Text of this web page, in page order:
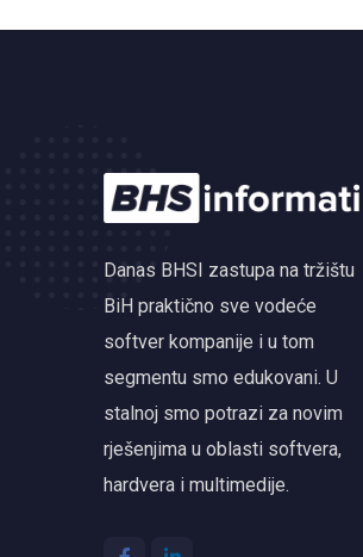
Danas BHSI zastupa na tržištu
BiH praktično sve vodeće
softver kompanije i u tom
segmentu smo edukovani. U
stalnoj smo potrazi za novim
rješenjima u oblasti softvera,
hardvera i multimedije.